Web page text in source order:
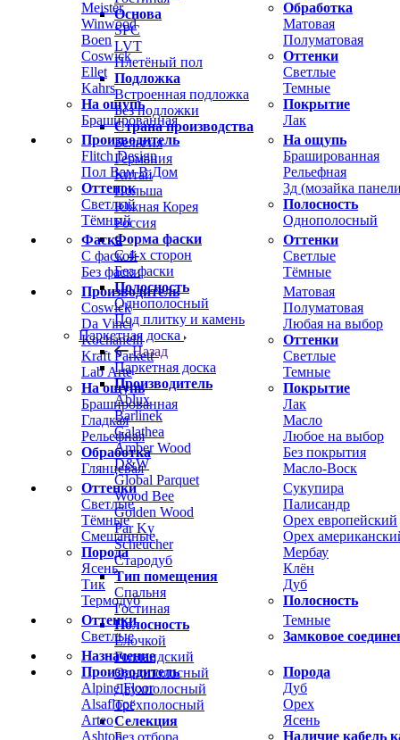
Meister
Winwood
Boen
Coswick
Ellet
Kahrs
На ощупь
Брашированная
Обработка
Матовая
Полуматовая
Оттенки
Светлые
Темные
Покрытие
Лак
Производитель
Flitch Design
Пол Вам В Дом
Оттенок
Светлый
Тёмный
На ощупь
Брашированная
Рельефная
3д (мозайка
Полосность
Однополосный
Фаска
С фаской
Без фаски
Оттенки
Светлые
Тёмные
Производитель
Coswick
Da Vinci
Kochanelli
Kraft Parkett
Lab Arte
На ощупь
Брашированная
Гладкая
Рельефная
Обработка
Глянцевая
Матовая
Полуматовая
Любая на выбор
Оттенки
Светлые
Темные
Покрытие
Лак
Масло
Любое на выбор
Без покрытия
Масло-Воск
Оттенки
Светлые
Тёмные
Смешанные
Порода
Ясень
Тик
Термодуб
Сукупира
Палисандр
Орех европейский
Орех
Мербау
Клён
Дуб
Полосность
Оттенки
Светлые
Темные
Замковое
Назначение
Производитель
Alpine Floor
Alsafloor
Arteo
Ashton
Порода
Дуб
Орех
Ясень
Наличие кабель
Основа
SPC
LVT
Плетёный пол
Подложка
Встроенная подложка
Без подложки
Страна производства
Бельгия
Германия
Китай
Польша
Южная Корея
Россия
Форма фаски
С 4-х сторон
Без фаски
Полосность
Однополосный
Под плитку и камень
Паркетная доска
Назад
Паркетная доска
Производитель
Ablux
Barlinek
Galathea
Amber Wood
D&W
Global Parquet
Wood Bee
Golden Wood
Par Ky
Scheucher
Стародуб
Тип помещения
Спальня
Гостиная
Полосность
Ёлочкой
Голландский
Однополосный
Двухполосный
Трёхполосный
Селекция
Без отбора